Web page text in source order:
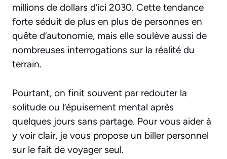
millions de dollars d’ici 2030. Cette tendance
forte séduit de plus en plus de personnes en
quête d’autonomie, mais elle soulève aussi de
nombreuses interrogations sur la réalité du
terrain.
Pourtant, on finit souvent par redouter la
solitude ou l’épuisement mental après
quelques jours sans partage. Pour vous aider à
y voir clair, je vous propose un biller personnel
sur le fait de voyager seul.